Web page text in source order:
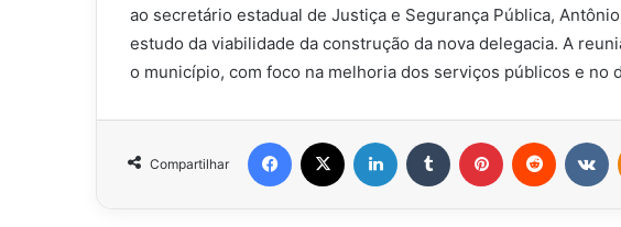
ao secretário estadual de Justiça e Segurança Pública,
estudo da viabilidade da construção da nova delegacia. A
o município, com foco na melhoria dos serviços públicos e no
Compartilhar
Facebook Linkedin Tumblr Pinterest Reddit